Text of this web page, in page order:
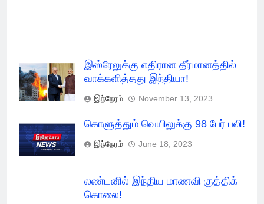
இஸ்ரேலுக்கு எதிரான தீர்மானத்தில்
வாக்களித்தது இந்தியா!
இந்நேரம் November 13, 2023
கொளுத்தும் வெயிலுக்கு 98 பேர் பலி!
இந்நேரம் June 18, 2023
லண்டனில் இந்திய மாணவி குத்திக்
கொலை!